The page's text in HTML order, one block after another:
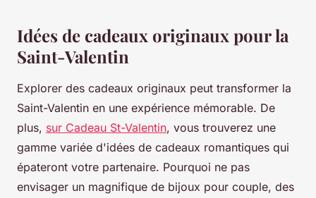
Idées de cadeaux originaux pour la
Saint-Valentin
Explorer des cadeaux originaux peut transformer la
Saint-Valentin en une expérience mémorable. De
plus, sur Cadeau St-Valentin, vous trouverez une
gamme variée d'idées de cadeaux romantiques qui
épateront votre partenaire. Pourquoi ne pas
envisager un magnifique de bijoux pour couple, des